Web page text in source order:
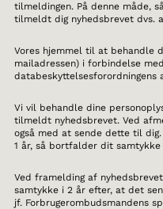
tilmeldingen. På denne måde,
tilmeldt dig nyhedsbrevet dvs.
Vores hjemmel til at behandle
mailadressen) i forbindelse
databeskyttelsesforordningens
Vi vil behandle dine
tilmeldt nyhedsbrevet. Ved
også med at sende dette til
1 år, så bortfalder dit
Ved framelding af
samtykke i 2 år efter, at det
jf. Forbrugerombudsmandens